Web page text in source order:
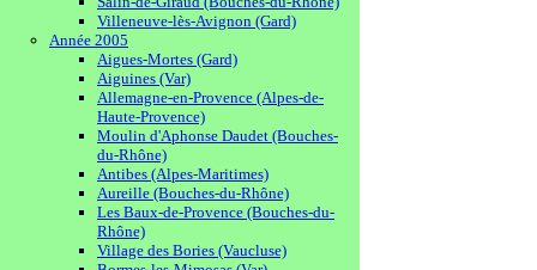
Villeneuve-lès-Avignon (Gard)
Année 2005
Aigues-Mortes (Gard)
Aiguines (Var)
Allemagne-en-Provence (Alpes-de-
Haute-Provence)
Moulin d'Aphonse Daudet (Bouches-
du-Rhône)
Antibes (Alpes-Maritimes)
Aureille (Bouches-du-Rhône)
Les Baux-de-Provence (Bouches-du-
Rhône)
Village des Bories (Vaucluse)